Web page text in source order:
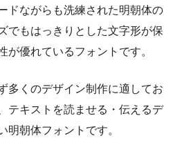
ドながらも洗練された明朝体の
でもはっきりとした文字形が保
が優れているフォントです。
多くのデザイン制作に適してお
テキストを読ませる・伝えるデ
明朝体フォントです。